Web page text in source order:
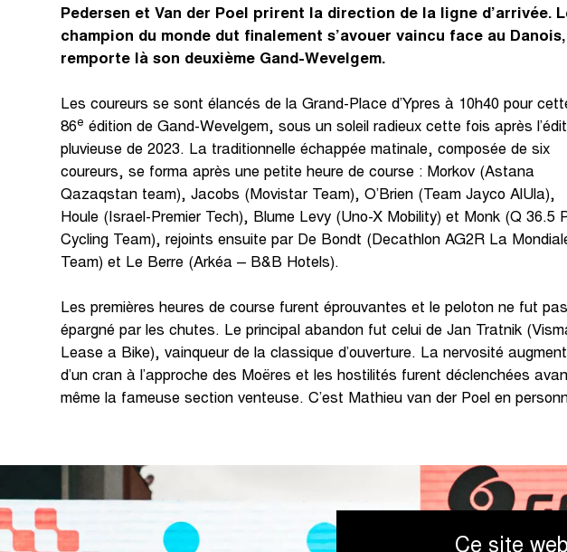
Ce site
Pedersen et Van der Poel prirent la direction de la ligne d’arrivée.
champion du monde dut finalement s’avouer vaincu face au
remporte là son deuxième Gand-Wevelgem.
Les coureurs se sont élancés de la Grand-Place d’Ypres à 10h40 pour
86e édition de Gand-Wevelgem, sous un soleil radieux cette fois après
pluvieuse de 2023. La traditionnelle échappée matinale, composée de six
coureurs, se forma après une petite heure de course : Morkov (Astana
Qazaqstan team), Jacobs (Movistar Team), O’Brien (Team Jayco AlUla),
Houle (Israel-Premier Tech), Blume Levy (Uno-X Mobility) et Monk (Q 36.5
Cycling Team), rejoints ensuite par De Bondt (Decathlon AG2R La
Team) et Le Berre (Arkéa – B&B Hotels).
Les premières heures de course furent éprouvantes et le peloton ne fut pas
épargné par les chutes. Le principal abandon fut celui de Jan Tratnik
Lease a Bike), vainqueur de la classique d’ouverture. La nervosité
d’un cran à l’approche des Moëres et les hostilités furent déclenchées
même la fameuse section venteuse. C’est Mathieu van der Poel en